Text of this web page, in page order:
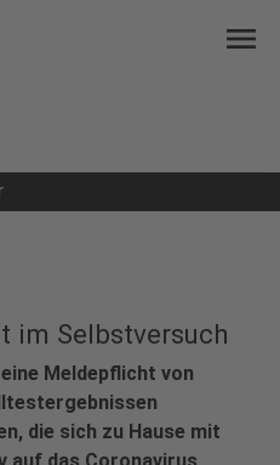
menu
im Selbstversuch
Meldepflicht von
die sich zu Hause mit